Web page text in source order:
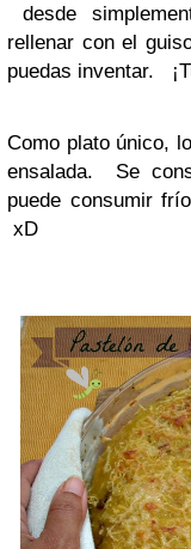
desde
rellenar con el
puedas inventar.
Como plato único,
ensalada. Se
puede consumir
xD